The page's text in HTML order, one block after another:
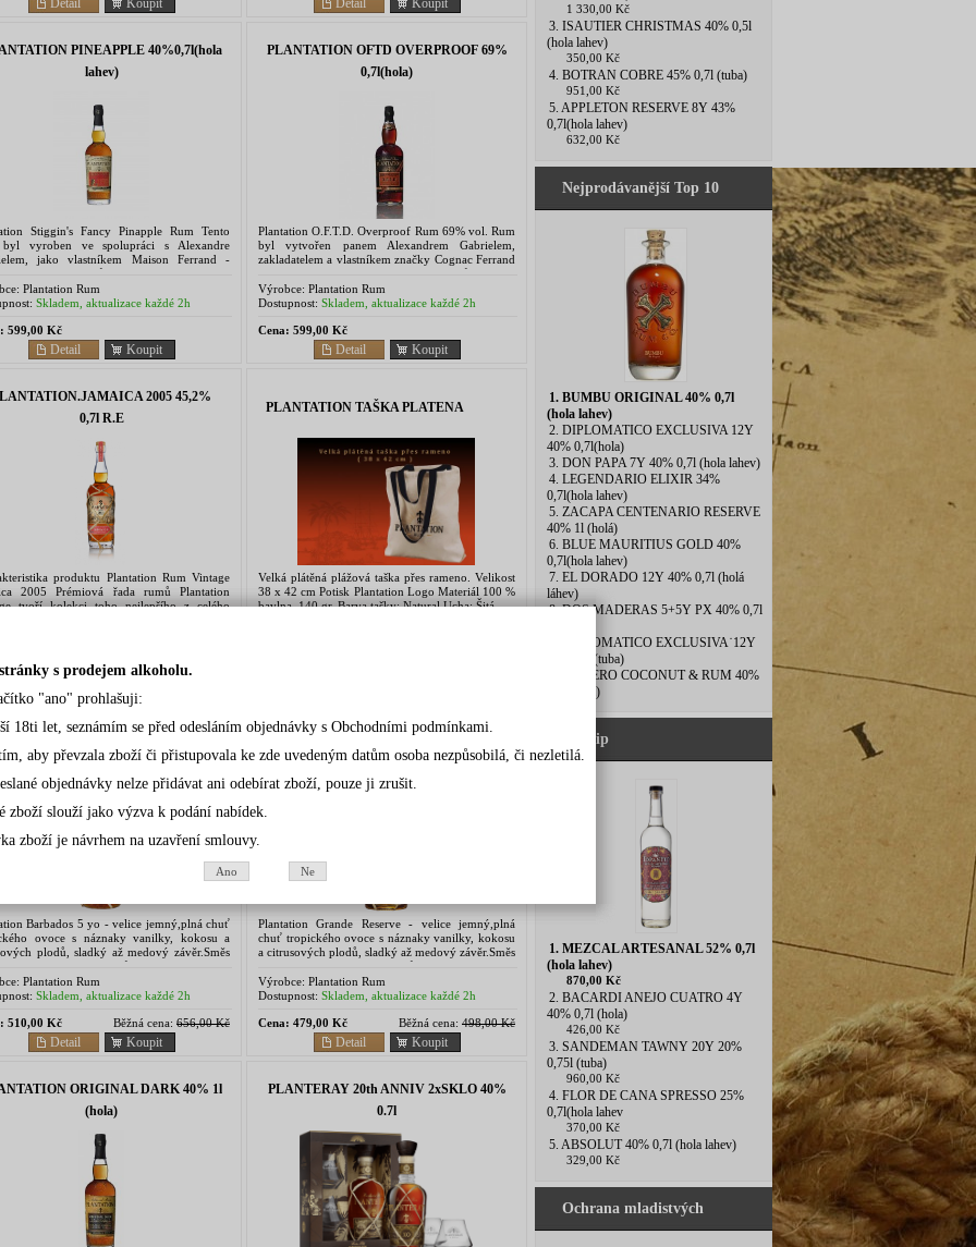
PINEAPPLE 40%0,7l(hola
lahev)
Stiggin's Fancy Pinapple Rum Tento
vyroben ve spolupráci s Alexandre
jako vlastníkem Maison Ferrand -
Plantation rumů a historikem Davidem
...
Plantation Rum
Skladem, aktualizace každé 2h
599,00 Kč
Koupit
Detail
PLANTATION OFTD OVERPROOF 69%
0,7l(hola)
Plantation O.F.T.D. Overproof Rum 69% vol. Rum
byl vytvořen panem Alexandrem Gabrielem,
zakladatelem a vlastníkem značky Cognac Ferrand
a master blanderem Plantation rumů. Tato
unikátní směs...
Výrobce: Plantation Rum
Dostupnost: Skladem, aktualizace každé 2h
Cena: 599,00 Kč
Koupit
Detail
2005 45,2%
0,7l R.E
produktu Plantation Rum Vintage
2005 Prémiová řada rumů Plantation
tvoří kolekci toho nejlepšího z celého
komplet...
3 249,00 Kč
Koupit
Detail
PLANTATION TAŠKA PLATENA
Velká plátěná plážová taška přes rameno. Velikost
38 x 42 cm Potisk Plantation Logo Materiál 100 %
bavlna, 140 gr. Barva tašky: Natural Ucha: Šitá...
(hola)
Barbados 5 yo - velice jemný,plná chuť
ovoce s náznaky vanilky, kokosu a
plodů, sladký až medový závěr.Směs
velmi kvalitních rumů převážně z ostrova
Plantation Rum
Skladem, aktualizace každé 2h
510,00 Kč Běžná cena: 656,00 Kč
Koupit
Detail
40% 0,7l(hola)
Plantation Grande Reserve - velice jemný,plná
chuť tropického ovoce s náznaky vanilky, kokosu
a citrusových plodů, sladký až medový závěr.Směs
starých, velmi kvalitních rumů převážně z ostrova
Barbados....
Výrobce: Plantation Rum
Dostupnost: Skladem, aktualizace každé 2h
Cena: 479,00 Kč Běžná cena: 498,00 Kč
Koupit
Detail
ORIGINAL DARK 40% 1l
(hola)
PLANTERAY 20th ANNIV 2xSKLO 40%
0.7l
1 330,00 Kč
3. ISAUTIER CHRISTMAS 40% 0,5l
(hola lahev)
350,00 Kč
4. BOTRAN COBRE 45% 0,7l (tuba)
951,00 Kč
5. APPLETON RESERVE 8Y 43%
0,7l(hola lahev)
632,00 Kč
Nejprodávanější Top 10
1. BUMBU ORIGINAL 40% 0,7l
(hola lahev)
2. DIPLOMATICO EXCLUSIVA 12Y
40% 0,7l(hola)
3. DON PAPA 7Y 40% 0,7l (hola lahev)
4. LEGENDARIO ELIXIR 34%
0,7l(hola lahev)
5. ZACAPA CENTENARIO RESERVE
40% 1l (holá)
6. BLUE MAURITIUS GOLD 40%
0,7l(hola lahev)
7. EL DORADO 12Y 40% 0,7l (holá
láhev)
8. DOS MADERAS 5+5Y PX 40% 0,7l
9. DIPLOMATICO EXCLUSIVA˙12Y
40% 0,7l(tuba)
10. ESPERO COCONUT & RUM 40%
0,7l (tuba)
Náš tip
1. MEZCAL ARTESANAL 52% 0,7l
(hola lahev)
870,00 Kč
2. BACARDI ANEJO CUATRO 4Y
40% 0,7l (hola)
426,00 Kč
3. SANDEMAN TAWNY 20Y 20%
0,75l (tuba)
960,00 Kč
4. FLOR DE CANA SPRESSO 25%
0,7l(hola lahev
370,00 Kč
5. ABSOLUT 40% 0,7l (hola lahev)
329,00 Kč
Ochrana mladistvých
s prodejem alkoholu.
"ano" prohlašuji:
18ti let, seznámím se před odesláním objednávky s Obchodními podmínkami.
aby převzala zboží či přistupovala ke zde uvedeným datům osoba nezpůsobilá, či nezletilá.
objednávky nelze přidávat ani odebírat zboží, pouze ji zrušit.
zboží slouží jako výzva k podání nabídek.
zboží je návrhem na uzavření smlouvy.
Ano Ne